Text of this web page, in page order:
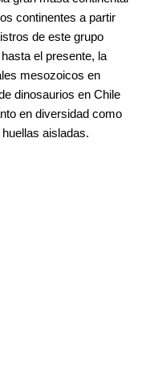
continentes a partir
de este grupo
el presente, la
mesozoicos en
dinosaurios en Chile
en diversidad como
aisladas.